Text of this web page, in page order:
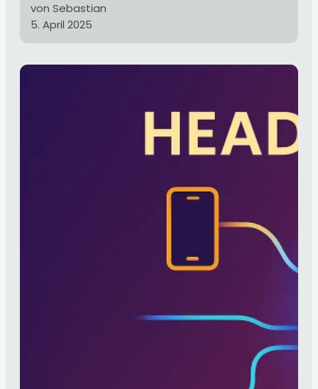
von Sebastian
5. April 2025